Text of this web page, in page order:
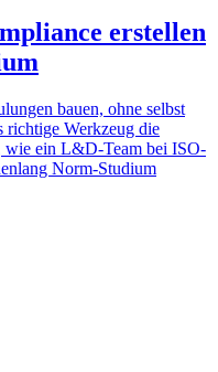
erstellen
bauen, ohne selbst
Werkzeug die
wie ein L&D-Team bei ISO-
Norm-Studium